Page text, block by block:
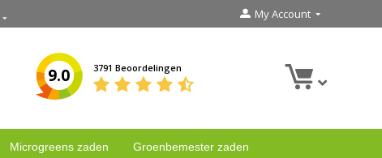
My Account
9.0 3791 Beoordelingen
Microgreens zaden Groenbemester zaden